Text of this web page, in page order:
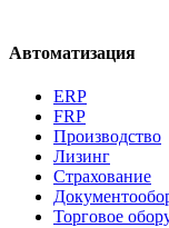
Автоматизация
ERP
FRP
Производство
Лизинг
Страхование
Торговое